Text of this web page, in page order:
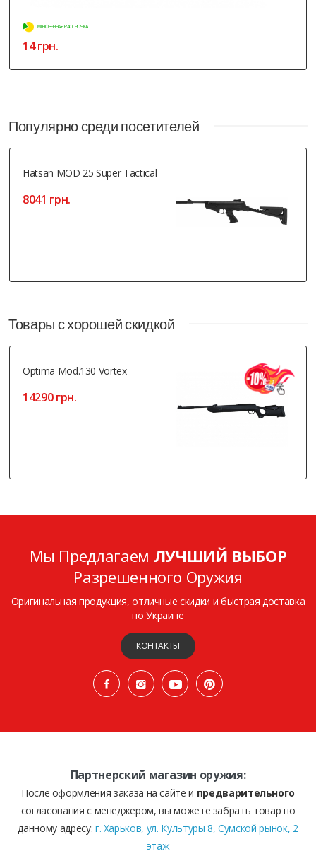
МГНОВЕННАЯ РАССРОЧКА
14 грн.
Популярно среди посетителей
Hatsan MOD 25 Super Tactical
8041 грн.
Товары с хорошей скидкой
Optima Mod.130 Vortex
14290 грн.
Мы Предлагаем ЛУЧШИЙ ВЫБОР
Разрешенного Оружия
Оригинальная продукция, отличные скидки и быстрая доставка
по Украине
КОНТАКТЫ
Партнерский магазин оружия:
После оформления заказа на сайте и предварительного
согласования с менеджером, вы можете забрать товар по
данному адресу: г. Харьков, ул. Культуры 8, Сумской рынок, 2
этаж